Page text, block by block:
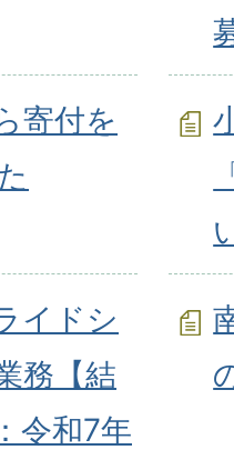
寄付を
イドシ
務【結
令和7年